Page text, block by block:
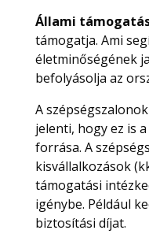
Állami
támogatja. Ami
életminőségének
befolyásolja az
A
jelenti, hogy ez is
forrása. A
kisvállalkozások
támogatási
igénybe. Például
biztosítási díjat.